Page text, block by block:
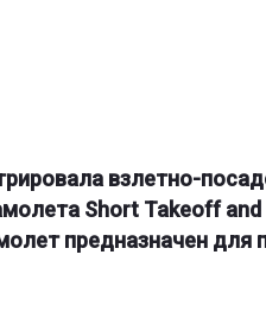
взлетно-
Short Takeoff
предназначен для